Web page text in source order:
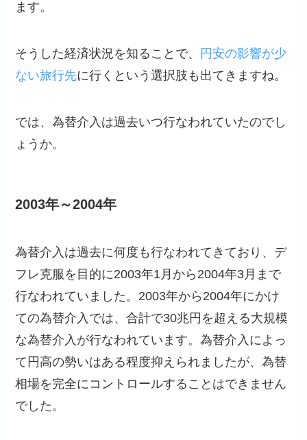
ます。
そうした経済状況を知ることで、
円安の影響が少
ない旅行先に行くという選択肢も出てきますね。
では、為替介入は過去いつ行なわれていたのでし
ょうか。
2003年～2004年
為替介入は過去に何度も行なわれてきており、デ
フレ克服を目的に2003年1月から2004年3月まで
行なわれていました。2003年から2004年にかけ
ての為替介入では、合計で30兆円を超える大規模
な為替介入が行なわれています。為替介入によっ
て円高の勢いはある程度抑えられましたが、為替
相場を完全にコントロールすることはできません
でした。